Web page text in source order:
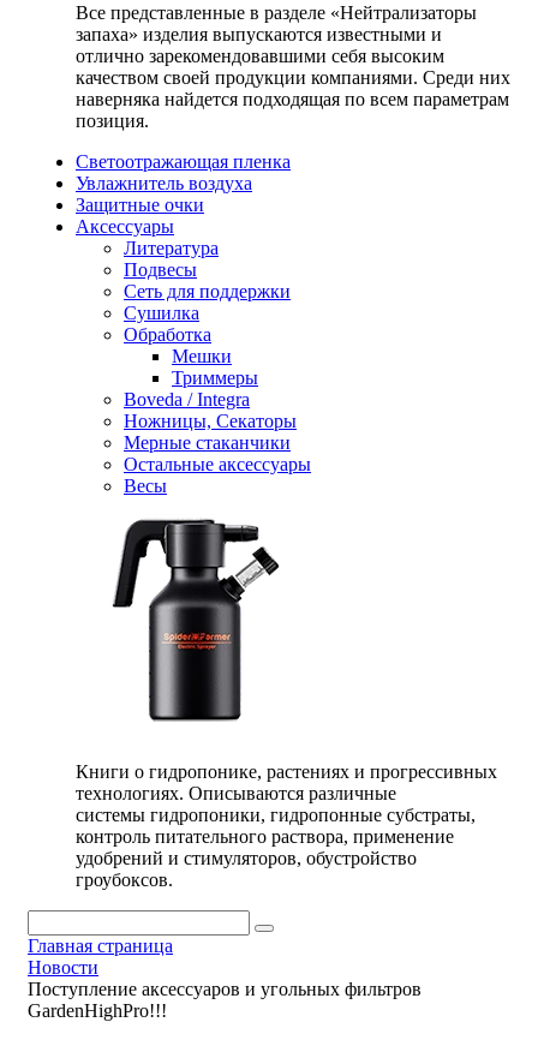
Все представленные в разделе «Нейтрализаторы
запаха» изделия выпускаются известными и
отлично зарекомендовавшими себя высоким
качеством своей продукции компаниями. Среди них
наверняка найдется подходящая по всем параметрам
позиция.
Светоотражающая пленка
Увлажнитель воздуха
Защитные очки
Аксессуары
Литература
Подвесы
Сеть для поддержки
Сушилка
Обработка
Мешки
Триммеры
Boveda / Integra
Ножницы, Секаторы
Мерные стаканчики
Остальные аксессуары
Весы
Книги о гидропонике, растениях и прогрессивных
технологиях. Описываются различные
системы гидропоники, гидропонные субстраты,
контроль питательного раствора, применение
удобрений и стимуляторов, обустройство
гроубоксов.
Главная страница
Новости
Поступление аксеcсуаров и угольных фильтров
GardenHighPro!!!